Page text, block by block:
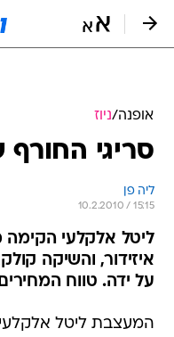
אופנה/ניוז
סריגי החורף
ליה פן
10.2.2010 / 15:15
ליטל אלקלעי
איזידור, והשיקה
על ידה. טווח המחירים: 300-700